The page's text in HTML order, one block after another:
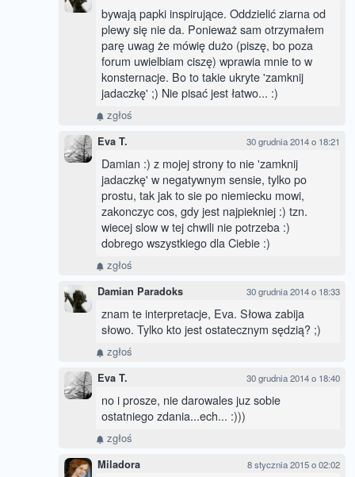
bywają papki inspirujące. Oddzielić ziarna od
plewy się nie da. Ponieważ sam otrzymałem
parę uwag że mówię dużo (piszę, bo poza
forum uwielbiam ciszę) wprawia mnie to w
konsternacje. Bo to takie ukryte 'zamknij
jadaczkę' ;) Nie pisać jest łatwo... :)
zgłoś
Eva T. 30 grudnia 2014 o 18:21
Damian :) z mojej strony to nie 'zamknij
jadaczkę' w negatywnym sensie, tylko po
prostu, tak jak to sie po niemiecku mowi,
zakonczyc cos, gdy jest najpiekniej :) tzn.
wiecej slow w tej chwili nie potrzeba :)
dobrego wszystkiego dla Ciebie :)
zgłoś
Damian Paradoks 30 grudnia 2014 o 18:33
znam te interpretacje, Eva. Słowa zabija
słowo. Tylko kto jest ostatecznym sędzią? ;)
zgłoś
Eva T. 30 grudnia 2014 o 18:40
no i prosze, nie darowales juz sobie
ostatniego zdania...ech... :)))
zgłoś
Miladora 8 stycznia 2015 o 02:02